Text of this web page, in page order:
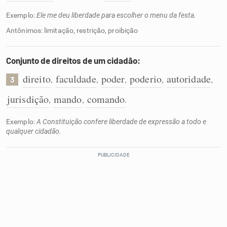
Exemplo:Ele me deu liberdade para escolher o menu da festa.
Antônimos: limitação, restrição, proibição
Conjunto de direitos de um cidadão:
3 direito, faculdade, poder, poderio, autoridade,
jurisdição, mando, comando.
Exemplo:A Constituição confere liberdade de expressão a todo e
qualquer cidadão.